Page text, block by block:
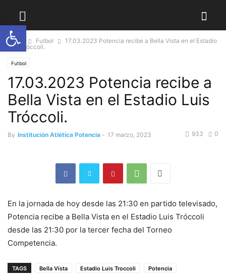
Home Futbol
17.03.2023 Potencia recibe a Bella Vista en el Estadio
Luis Tróccoli.
Futbol
17.03.2023 Potencia recibe a
Bella Vista en el Estadio Luis
Tróccoli.
By Institución Atlética Potencia - 17 marzo, 2023 0
933
En la jornada de hoy desde las 21:30 en partido televisado,
Potencia recibe a Bella Vista en el Estadio Luis Tróccoli
desde las 21:30 por la tercer fecha del Torneo
Competencia.
TAGS Bella Vista Estadio Luis Troccoli Potencia
Abrir barra de herramientas